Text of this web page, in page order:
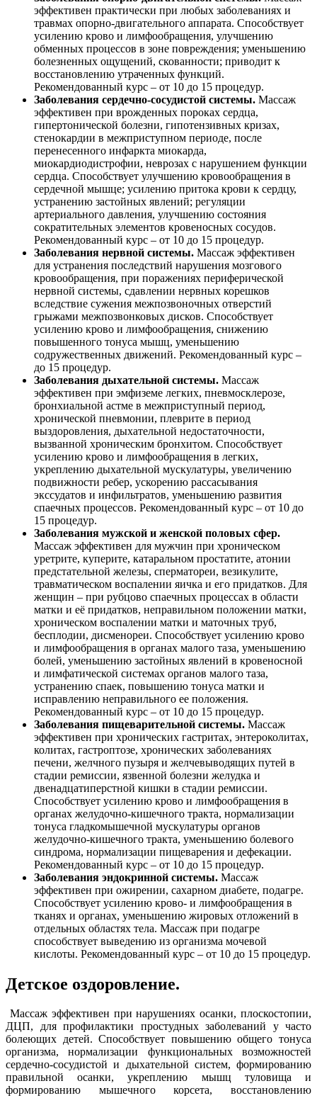
эффективен практически при любых заболеваниях и
травмах опорно-двигательного аппарата. Способствует
усилению крово и лимфообращения, улучшению
обменных процессов в зоне повреждения; уменьшению
болезненных ощущений, скованности; приводит к
восстановлению утраченных функций.
Рекомендованный курс – от 10 до 15 процедур.
Заболевания сердечно-сосудистой системы. Массаж
эффективен при врожденных пороках сердца,
гипертонической болезни, гипотензивных кризах,
стенокардии в межприступном периоде, после
перенесенного инфаркта миокарда,
миокардиодистрофии, неврозах с нарушением функции
сердца. Способствует улучшению кровообращения в
сердечной мышце; усилению притока крови к сердцу,
устранению застойных явлений; регуляции
артериального давления, улучшению состояния
сократительных элементов кровеносных сосудов.
Рекомендованный курс – от 10 до 15 процедур.
Заболевания нервной системы. Массаж эффективен
для устранения последствий нарушения мозгового
кровообращения, при поражениях периферической
нервной системы, сдавлении нервных корешков
вследствие сужения межпозвоночных отверстий
грыжами межпозвонковых дисков. Способствует
усилению крово и лимфообращения, снижению
повышенного тонуса мышц, уменьшению
содружественных движений. Рекомендованный курс –
до 15 процедур.
Заболевания дыхательной системы. Массаж
эффективен при эмфиземе легких, пневмосклерозе,
бронхиальной астме в межприступный период,
хронической пневмонии, плеврите в период
выздоровления, дыхательной недостаточности,
вызванной хроническим бронхитом. Способствует
усилению крово и лимфообращения в легких,
укреплению дыхательной мускулатуры, увеличению
подвижности ребер, ускорению рассасывания
экссудатов и инфильтратов, уменьшению развития
спаечных процессов. Рекомендованный курс – от 10 до
15 процедур.
Заболевания мужской и женской половых сфер.
Массаж эффективен для мужчин при хроническом
уретрите, куперите, катаральном простатите, атонии
предстательной железы, сперматореи, везикулите,
травматическом воспалении яичка и его придатков. Для
женщин – при рубцово спаечных процессах в области
матки и её придатков, неправильном положении матки,
хроническом воспалении матки и маточных труб,
бесплодии, дисменореи. Способствует усилению крово
и лимфообращения в органах малого таза, уменьшению
болей, уменьшению застойных явлений в кровеносной
и лимфатической системах органов малого таза,
устранению спаек, повышению тонуса матки и
исправлению неправильного ее положения.
Рекомендованный курс – от 10 до 15 процедур.
Заболевания пищеварительной системы. Массаж
эффективен при хронических гастритах, энтероколитах,
колитах, гастроптозе, хронических заболеваниях
печени, желчного пузыря и желчевыводящих путей в
стадии ремиссии, язвенной болезни желудка и
двенадцатиперстной кишки в стадии ремиссии.
Способствует усилению крово и лимфообращения в
органах желудочно-кишечного тракта, нормализации
тонуса гладкомышечной мускулатуры органов
желудочно-кишечного тракта, уменьшению болевого
синдрома, нормализации пищеварения и дефекации.
Рекомендованный курс – от 10 до 15 процедур.
Заболевания эндокринной системы. Массаж
эффективен при ожирении, сахарном диабете, подагре.
Способствует усилению крово- и лимфообращения в
тканях и органах, уменьшению жировых отложений в
отдельных областях тела. Массаж при подагре
способствует выведению из организма мочевой
кислоты. Рекомендованный курс – от 10 до 15 процедур.
Детское оздоровление.
Массаж эффективен при нарушениях осанки, плоскостопии,
ДЦП, для профилактики простудных заболеваний у часто
болеющих детей. Способствует повышению общего тонуса
организма, нормализации функциональных возможностей
сердечно-сосудистой и дыхательной систем, формированию
правильной осанки, укреплению мышц туловища и
формированию мышечного корсета, восстановлению